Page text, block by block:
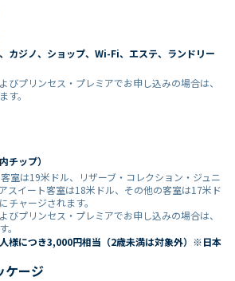
カジノ、ショップ、Wi-Fi、エステ、ランドリー
びプリンセス・プレミアでお申し込みの場合は、
す。
チップ）
室は19米ドル、リザーブ・コレクション・ジュニ
スイート客室は18米ドル、その他の客室は17米ド
チャージされます。
びプリンセス・プレミアでお申し込みの場合は、
。
様につき3,000円相当（2歳未満は対象外）※日本
ケージ